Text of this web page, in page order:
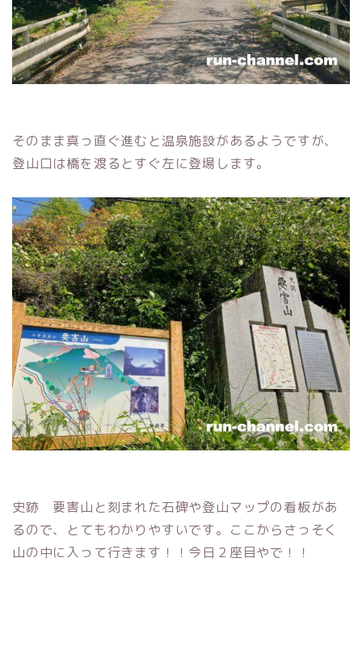
そのまま真っ直ぐ進むと温泉施設があるようですが、
登山口は橋を渡るとすぐ左に登場します。
史跡 要害山と刻まれた石碑や登山マップの看板があ
るので、とてもわかりやすいです。ここからさっそく
山の中に入って行きます！！今日２座目やで！！